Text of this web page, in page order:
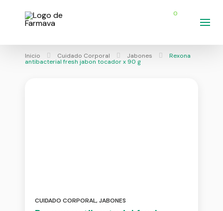
0
Inicio Cuidado Corporal Jabones Rexona
antibacterial fresh jabon tocador x 90 g
CUIDADO CORPORAL,JABONES